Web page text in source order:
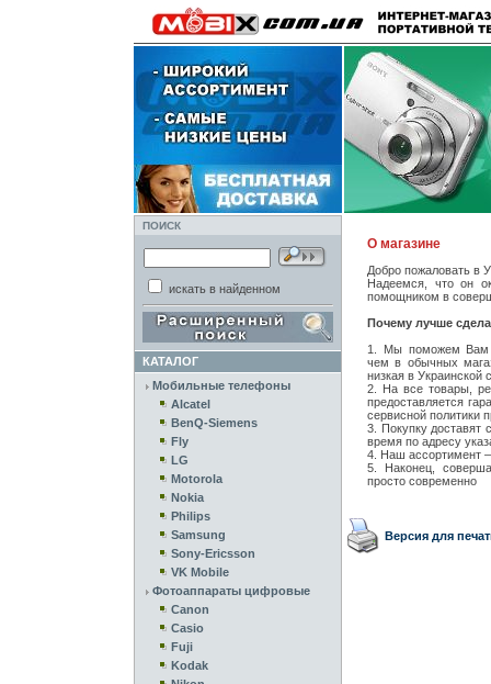
ПОИСК
искать в найденном
КАТАЛОГ
Мобильные телефоны
Alcatel
BenQ-Siemens
Fly
LG
Motorola
Nokia
Philips
Samsung
Sony-Ericsson
VK Mobile
Фотоаппараты цифровые
Canon
Casio
Fuji
Kodak
О магазине
Добро пожаловать в
Надеемся, что он
помощником в
Почему лучше
1. Мы поможем Вам
чем в обычных
низкая в Украинской
2. На все товары,
предоставляется
сервисной политики
3. Покупку доставят
время по адресу
4. Наш ассортимент
5. Наконец,
просто современно
Версия для